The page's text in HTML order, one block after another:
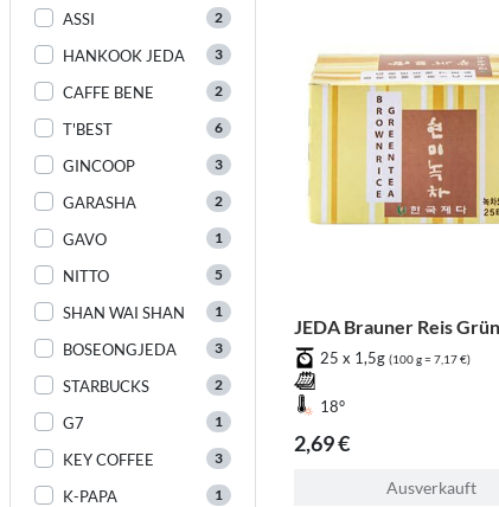
ASSI 2
HANKOOK JEDA 3
CAFFE BENE 2
T'BEST 6
GINCOOP 3
GARASHA 2
GAVO 1
NITTO 5
SHAN WAI SHAN 1
BOSEONGJEDA 3
STARBUCKS 2
G7 1
KEY COFFEE 3
K-PAPA 1
JEDA Brauner Reis
25 x 1,5g (100 g = 7,17 €)
18°
2,69 €
Ausverkauft